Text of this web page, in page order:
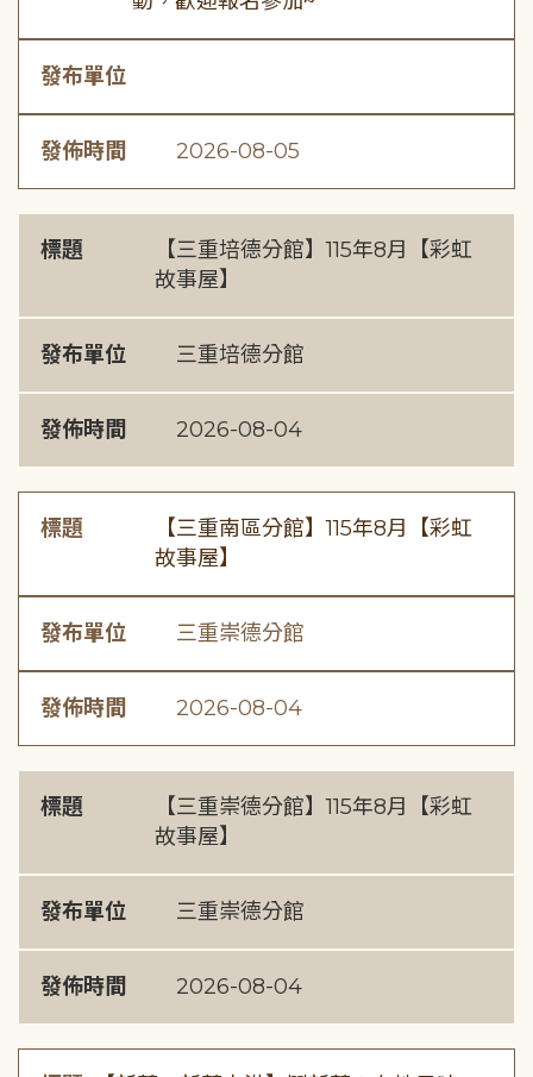
發布單位
發佈時間 2026-08-05
標題
【三重培德分館】115年8月【彩虹
故事屋】
發布單位 三重培德分館
發佈時間 2026-08-04
標題
【三重南區分館】115年8月【彩虹
故事屋】
發布單位 三重崇德分館
發佈時間 2026-08-04
標題
【三重崇德分館】115年8月【彩虹
故事屋】
發布單位 三重崇德分館
發佈時間 2026-08-04